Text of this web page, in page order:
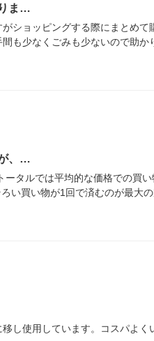
ま…
ショッピングする際にまとめ
も少なくごみも少ないので助か
、…
タルでは平均的な価格での買
い買い物が1回で済むのが最大の
し使用しています。コスパよく